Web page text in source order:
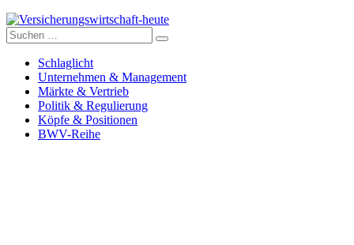
Versicherungswirtschaft-heute
Suche
nach:
Schlaglicht
Unternehmen & Management
Märkte & Vertrieb
Politik & Regulierung
Köpfe & Positionen
BWV-Reihe